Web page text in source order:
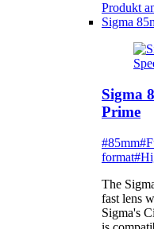
Produkt
Sigma
Sigma
Prime
#85mm
format
The
fast lens
Sigma's